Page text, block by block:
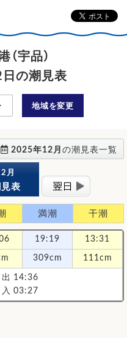
宇品）
の潮見表
地域を変更
2025年12月の潮見表一覧
月
表
満潮 干潮
19:19
13:31
309cm 111cm
出 14:36
入 03:27